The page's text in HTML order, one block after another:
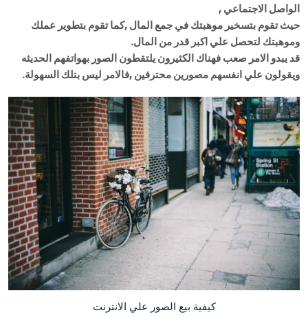
الواصل الاجتماعي ,
حيث تقوم بتسخير موهبتك في جمع المال ,كما تقوم بتطوير عملك
وموهبتك لتحصل علي اكبر قدر من المال.
قد يبدو الامر صعب فهناك الكثيرون يلتقطون الصور بهواتفهم الحديثه
ويقولون علي انفسهم مصورين محترفين ,فالامر ليس بتلك السهولة.
كيفية بيع الصور علي الانترنت